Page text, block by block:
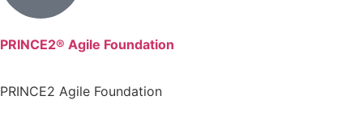
PRINCE2® Agile Foundation
PRINCE2 Agile Foundation